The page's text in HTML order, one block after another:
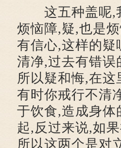
这五种盖呢,我
烦恼障,疑,也是
有信心,这样的疑
清净,过去有错
所以疑和悔,在
有时你戒行不清
于饮食,造成身体
起,反过来说,如
所以这两个是对